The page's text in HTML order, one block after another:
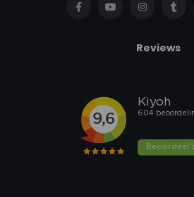
Reviews